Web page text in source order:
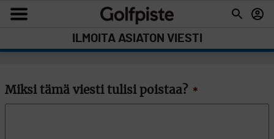
ILMOITA ASIATON VIESTI
Miksi tämä viesti tulisi poistaa? *